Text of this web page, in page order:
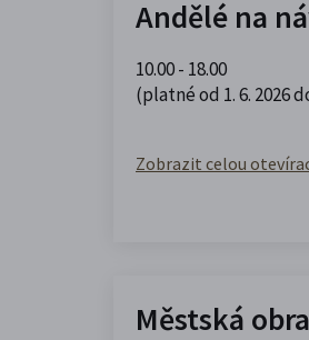
Andělé na
10.00 - 18.00
(platné od 1. 6. 2026
Zobrazit celou
Městská